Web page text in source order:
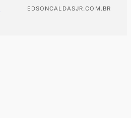
EDSONCALDASJR.COM.BR